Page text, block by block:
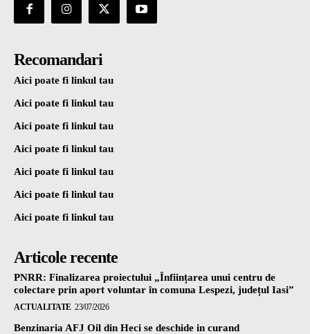
Recomandari
Aici poate fi linkul tau
Aici poate fi linkul tau
Aici poate fi linkul tau
Aici poate fi linkul tau
Aici poate fi linkul tau
Aici poate fi linkul tau
Aici poate fi linkul tau
Articole recente
PNRR: Finalizarea proiectului „Înființarea unui centru de
colectare prin aport voluntar în comuna Lespezi, județul Iasi”
ACTUALITATE 23/07/2026
Benzinaria AFJ Oil din Heci se deschide in curand